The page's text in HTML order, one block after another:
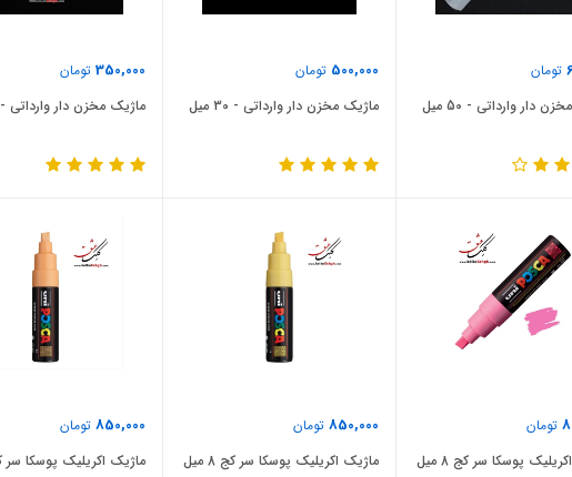
تومان
دار وارداتی - 50 میل
500,000 تومان
ماژیک مخزن‏ دار وارداتی - 30 میل
350,000 تومان
ماژیک مخزن‏ دار وارداتی - 15 میل
تومان
ماژیک اکریلیک پوسکا سر کج 8 میل
850,000 تومان
ماژیک اکریلیک پوسکا سر کج 8 میل
850,000 تومان